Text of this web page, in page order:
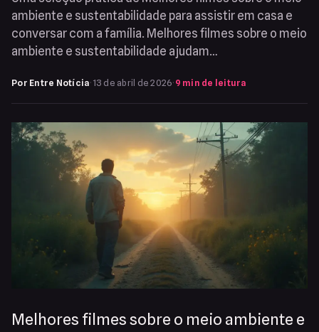
ambiente e sustentabilidade para assistir em casa e
conversar com a família. Melhores filmes sobre o meio
ambiente e sustentabilidade ajudam…
Por Entre Notícia· 13 de abril de 2026· 9 min de leitura
Melhores filmes sobre o meio ambiente e